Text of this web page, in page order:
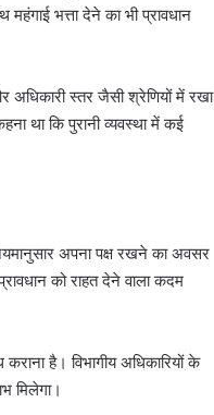
भत्ता देने का भी प्रावधान
अधिकारी स्तर जैसी श्रेणियों में रखा
था कि पुरानी व्यवस्था में कई
अपना पक्ष रखने का अवसर
को राहत देने वाला कदम
है। विभागीय अधिकारियों के
मिलेगा।